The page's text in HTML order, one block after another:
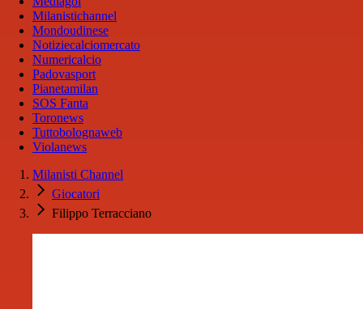
Milanistichannel
Mondoudinese
Notiziecalciomercato
Numericalcio
Padovasport
Pianetamilan
SOS Fanta
Toronews
Tuttobolognaweb
Violanews
Milanisti Channel
Giocatori
Filippo Terracciano